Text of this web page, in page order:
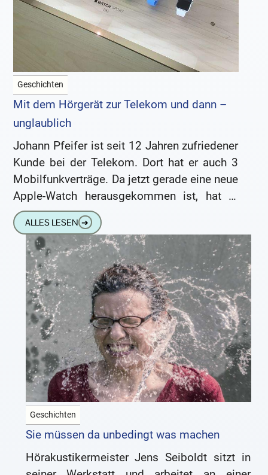
Geschichten
Mit dem Hörgerät zur Telekom und dann –
unglaublich
Johann Pfeifer ist seit 12 Jahren zufriedener
Kunde bei der Telekom. Dort hat er auch 3
Mobilfunkverträge. Da jetzt gerade eine neue
Apple-Watch herausgekommen ist, hat er
sich entschlossen, die
ALLES LESEN ➔
Geschichten
Sie müssen da unbedingt was machen
Hörakustikermeister Jens Seiboldt sitzt in